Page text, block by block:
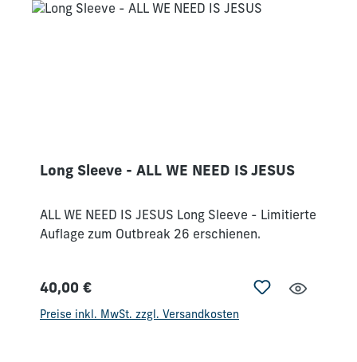
Long Sleeve - ALL WE NEED IS JESUS
ALL WE NEED IS JESUS Long Sleeve - Limitierte
Auflage zum Outbreak 26 erschienen.
Regulärer Preis:
40,00 €
Preise inkl. MwSt. zzgl. Versandkosten